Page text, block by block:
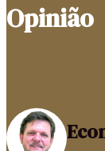
Opinião